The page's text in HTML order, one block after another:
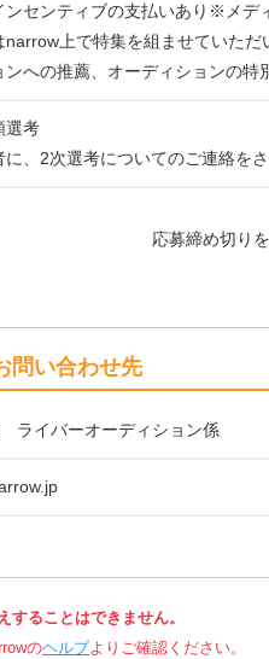
ンセンティブの支払いあり※メデ
narrow上で特集を組ませていた
ンへの推薦、オーディションの特
選考
、2次選考についてのご連絡をさ
応募締め切り
問い合わせ先
ライバーオーディション係
ることはできません。
のヘルプよりご確認ください。